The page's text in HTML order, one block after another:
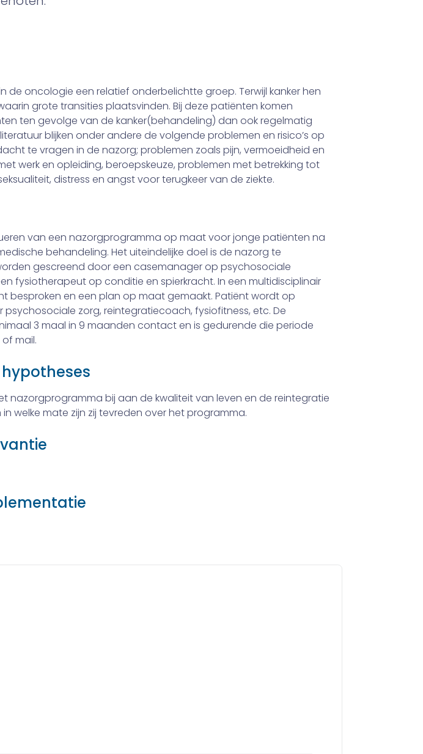
de oncologie een relatief onderbelichtte groep. Terwijl kanker hen
grote transities plaatsvinden. Bij deze patiënten komen
ten gevolge van de kanker(behandeling) dan ook regelmatig
blijken onder andere de volgende proble­men en risico’s op
te vragen in de nazorg; ­problemen zoals pijn, vermoeidheid en
werk en opleiding, beroepskeuze, problemen met betrekking tot
distress en angst voor terugkeer van de ziekte.
van een nazorgprogramma op maat voor jonge patiënten na
behandeling. Het uiteindelijke doel is de nazorg te
gescreend door een casema­nager op psychosociale
fysiotherapeut op conditie en spierkracht. In een multidisciplinair
besproken en een plan op maat gemaakt. Patiënt wordt op
psycho­sociale zorg, re­integratiecoach, fysiofitness, etc. De
3 maal in 9 maanden contact en is gedurende die periode
mail.
nazorgprogramma bij aan de kwaliteit van leven en de re­integratie
welke mate zijn zij tevreden over het programma.